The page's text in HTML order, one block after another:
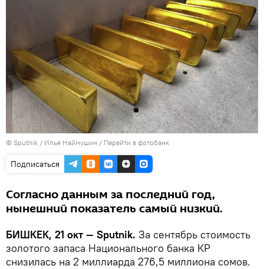
© Sputnik / Илья Наймушин / Перейти в фотобанк
Подписаться
Согласно данным за последний год,
нынешний показатель самый низкий.
БИШКЕК, 21 окт — Sputnik. За сентябрь стоимость
золотого запаса Национального банка КР
снизилась на 2 миллиарда 276,5 миллиона сомов.